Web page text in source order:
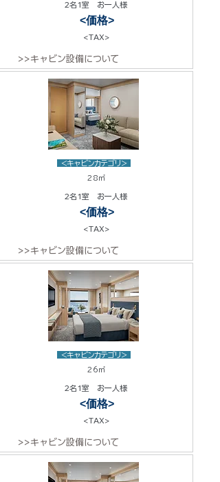
2名1室 お一人様
<価格>
<TAX>
>>キャビン設備について
<キャビンカテゴリ>
28㎡
2名1室 お一人様
<価格>
<TAX>
>>キャビン設備について
<キャビンカテゴリ>
26㎡
2名1室 お一人様
<価格>
<TAX>
>>キャビン設備について